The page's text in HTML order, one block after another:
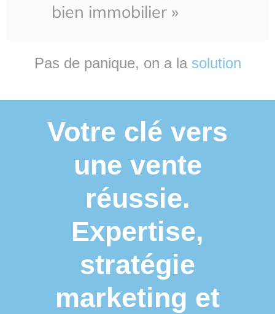
bien immobilier »
Pas de panique, on a la solution
Votre clé vers
une vente
réussie.
Expertise,
stratégie
marketing et